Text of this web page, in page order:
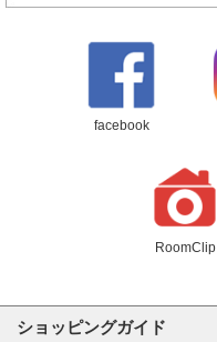
facebook
RoomClip
ショッピングガイド